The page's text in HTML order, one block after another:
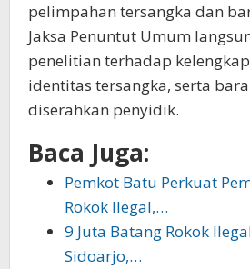
pelimpahan tersangka dan
Jaksa Penuntut Umum
penelitian terhadap
identitas tersangka, serta
diserahkan penyidik.
Baca Juga:
Pemkot Batu Perkuat
Rokok Ilegal,…
9 Juta Batang Rokok
Sidoarjo,…